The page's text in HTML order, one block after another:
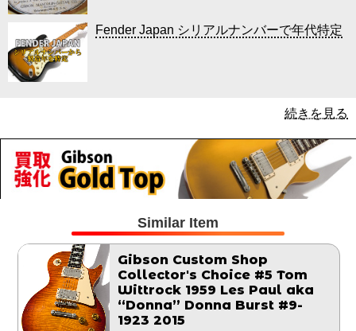
Fender Japan シリアルナンバーで年代特定
続きを見る
Similar Item
Gibson Custom Shop
Collector's Choice #5 Tom
Wittrock 1959 Les Paul aka
“Donna” Donna Burst #9-
1923 2015